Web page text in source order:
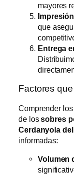
mayores
que
Entrega
Factores
Comprender
de lossobres
Cerdanyola
informadas:
Volumen